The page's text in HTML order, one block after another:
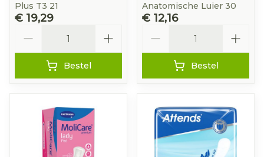
Plus T3 21
€ 19,29
Bestel
Anatomische Luier 30
€ 12,16
Bestel